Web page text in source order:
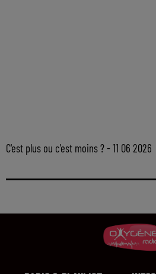
C'est plus ou c'est moins ? - 11 06 2026